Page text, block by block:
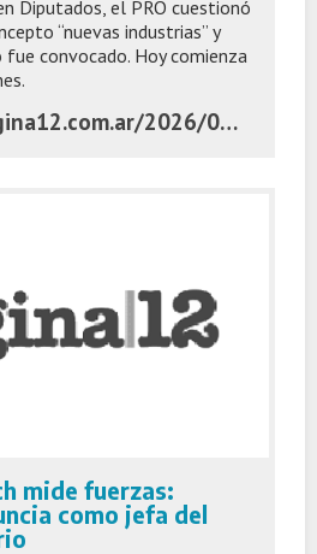
Diputados, el PRO cuestionó
“nuevas industrias” y
convocado. Hoy comienza
https://www.pagina12.com.ar/2026/06/03/el-gobierno-presiona-para-apurar-el-debate-del-super-rigi/
mide fuerzas:
como jefa del